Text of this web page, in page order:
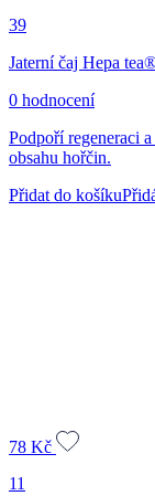
39
Jaterní čaj Hepa
0 hodnocení
Podpoří regeneraci
obsahu hořčin.
Přidat do košíku
78 Kč
11